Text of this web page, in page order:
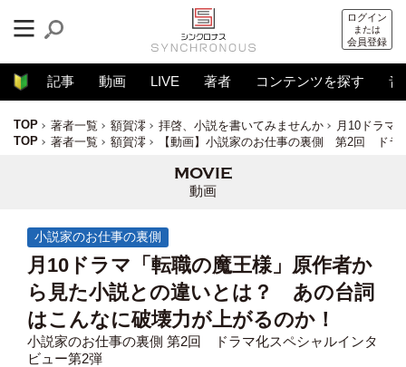
ログイン
または
会員登録
記事 動画 LIVE 著者 コンテンツを探す 音
TOP 著者一覧 額賀澪 拝啓、小説を書いてみませんか
月10ドラマ
TOP
著者一覧 額賀澪 【動画】小説家のお仕事の裏側 第2回 ドラ
動画
小説家のお仕事の裏側
月10ドラマ「転職の魔王様」原作者か
ら見た小説との違いとは？ あの台詞
はこんなに破壊力が上がるのか！
小説家のお仕事の裏側 第2回 ドラマ化スペシャルインタ
ビュー第2弾